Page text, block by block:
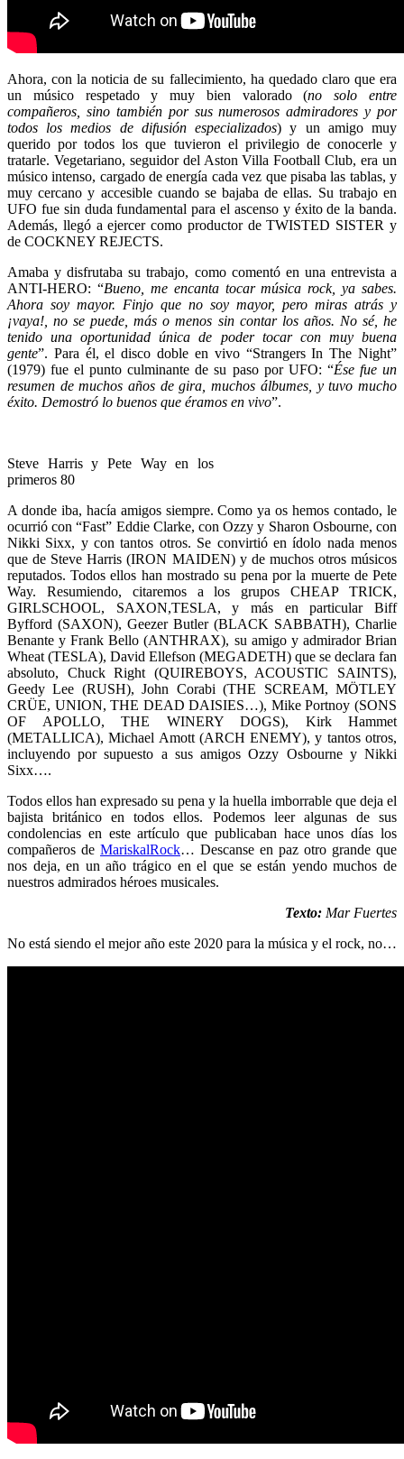
Ahora, con la noticia de su fallecimiento, ha quedado claro que era
un músico respetado y muy bien valorado (no solo entre
compañeros, sino también por sus numerosos admiradores y por
todos los medios de difusión especializados) y un amigo muy
querido por todos los que tuvieron el privilegio de conocerle y
tratarle. Vegetariano, seguidor del Aston Villa Football Club, era un
músico intenso, cargado de energía cada vez que pisaba las tablas, y
muy cercano y accesible cuando se bajaba de ellas. Su trabajo en
UFO fue sin duda fundamental para el ascenso y éxito de la banda.
Además, llegó a ejercer como productor de TWISTED SISTER y
de COCKNEY REJECTS.
Amaba y disfrutaba su trabajo, como comentó en una entrevista a
ANTI-HERO: “Bueno, me encanta tocar música rock, ya sabes.
Ahora soy mayor. Finjo que no soy mayor, pero miras atrás y
¡vaya!, no se puede, más o menos sin contar los años. No sé, he
tenido una oportunidad única de poder tocar con muy buena
gente”. Para él, el disco doble en vivo “Strangers In The Night”
(1979) fue el punto culminante de su paso por UFO: “Ése fue un
resumen de muchos años de gira, muchos álbumes, y tuvo mucho
éxito. Demostró lo buenos que éramos en vivo”.
Steve Harris y Pete Way en los
primeros 80
A donde iba, hacía amigos siempre. Como ya os hemos contado, le
ocurrió con “Fast” Eddie Clarke, con Ozzy y Sharon Osbourne, con
Nikki Sixx, y con tantos otros. Se convirtió en ídolo nada menos
que de Steve Harris (IRON MAIDEN) y de muchos otros músicos
reputados. Todos ellos han mostrado su pena por la muerte de Pete
Way. Resumiendo, citaremos a los grupos CHEAP TRICK,
GIRLSCHOOL, SAXON,TESLA, y más en particular Biff
Byfford (SAXON), Geezer Butler (BLACK SABBATH), Charlie
Benante y Frank Bello (ANTHRAX), su amigo y admirador Brian
Wheat (TESLA), David Ellefson (MEGADETH) que se declara fan
absoluto, Chuck Right (QUIREBOYS, ACOUSTIC SAINTS),
Geedy Lee (RUSH), John Corabi (THE SCREAM, MÖTLEY
CRÜE, UNION, THE DEAD DAISIES…), Mike Portnoy (SONS
OF APOLLO, THE WINERY DOGS), Kirk Hammet
(METALLICA), Michael Amott (ARCH ENEMY), y tantos otros,
incluyendo por supuesto a sus amigos Ozzy Osbourne y Nikki
Sixx….
Todos ellos han expresado su pena y la huella imborrable que deja el
bajista británico en todos ellos. Podemos leer algunas de sus
condolencias en este artículo que publicaban hace unos días los
compañeros de MariskalRock… Descanse en paz otro grande que
nos deja, en un año trágico en el que se están yendo muchos de
nuestros admirados héroes musicales.
Texto: Mar Fuertes
No está siendo el mejor año este 2020 para la música y el rock, no…